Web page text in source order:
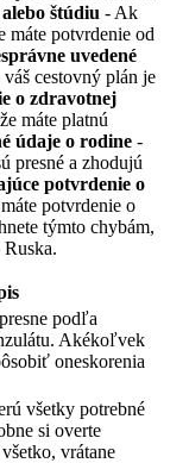
štúdiu - Ak
máte potvrdenie od
uvedené
cestovný plán je
o zdravotnej
máte platnú
údaje o rodine -
presné a zhodujú
potvrdenie o
potvrdenie o
týmto chybám,
Ruska.
podľa
Akékoľvek
oneskorenia
všetky potrebné
si overte
vrátane